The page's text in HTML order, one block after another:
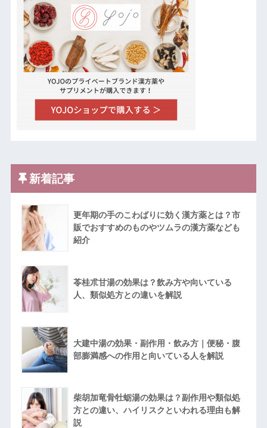
新着記事
更年期の手のこわばりに効く漢方薬とは？市
販でおすすめのものやツムラの漢方薬なども
紹介
苓桂朮甘湯の効果は？飲み方や向いている
人、類似処方との違いを解説
大建中湯の効果・副作用・飲み方｜便秘・腹
部膨満感への作用と向いている人を解説
柴胡加竜骨牡蛎湯の効果は？副作用や類似処
方との違い、ハイリスクといわれる理由も解
説